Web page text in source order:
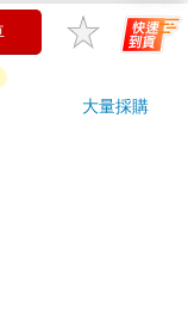
電話要求您前往
當！